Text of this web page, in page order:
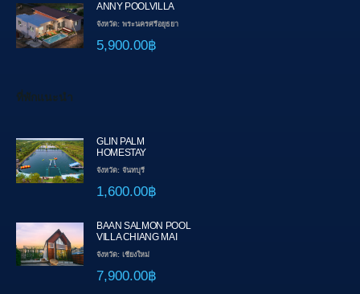
ANNY POOLVILLA
จังหวัด: พระนครศรีอยุธยา
5,900.00฿
ที่พักแนะนำ
GLIN PALM
HOMESTAY
จังหวัด: จันทบุรี
1,600.00฿
BAAN SALMON POOL
VILLA CHIANG MAI
จังหวัด: เชียงใหม่
7,900.00฿